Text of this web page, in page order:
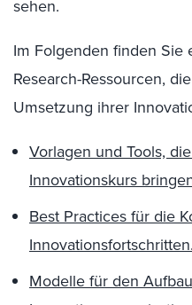
sehen.
Im Folgenden finden Sie
Research-Ressourcen,
Umsetzung ihrer
Vorlagen und Tools,
Innovationskurs
Best Practices für die
Innovationsfortschritten.
Modelle für den